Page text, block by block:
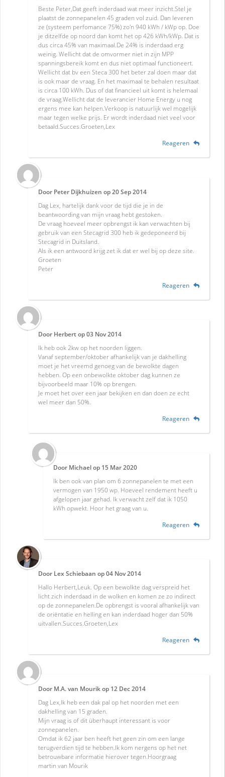
Beste Peter,Dat geeft inderdaad wat meer inzicht.Stel je
plaatst de zonnepanelen 45 graden vol zuid. Dan leveren
ze (systeem perfomance 75%) zo'n 940 kWh / kWp op. Doe
je ditzelfde op noord dan komt het op 426 kWh/kWp. Dat is
dus circa 45% van maximaal.De 24% is inderdaad erg
weinig. Wellicht dat de omvormer niet in zijn MPP
spanningsbereik komt en dus niet optimaal functioneert.
Wellicht dat bv een Steca 300 het beter zal doen maar dat
is ook maar de vraag. En het maximaal te behalen resultaat
is circa 100 kWh. Dus of dat financieel uit komt is helemaal
de vraag.Wellicht dat de leverancier Home Energy u nog
ergens mee kan helpen.Verkoop is natuurlijk wel mogelijk
maar tegen welke prijs. Er wordt inderdaad niet veel voor
betaald.Succes.Groeten,Lex
Reageren
Door Peter Dijkhuizen op20 Sep 2014
Dag Lex, hartelijk dank voor de tijd die je in de
beantwoording van mijn vraag hebt gestoken.
De vraag hoeveel meer opbrengst ik kan verwachten bij
gebruik van een Stecagrid 300 heb ik gedeponeerd bij
Stecagrid in Duitsland.
Als ik een antwoord krijg zet ik dat er wel bij op deze site.
Groeten
Peter
Reageren
Door Herbertop03 Nov 2014
Ik heb ook 2kw op het noorden liggen.
Vanaf september/oktober afhankelijk van je dakhelling
moet je het vreemd genoeg van de bewolkte dagen
hebben. Op een onbewolkte oktober dag kunnen ze
bijvoorbeeld maar 10% op brengen.
Je moet het over een jaar bekijken en dan doen ze echt
wel meer dan 50%.
Reageren
Door Michaelop 15 Mar 2020
Ik ben ook van plan om 6 zonnepanelen te met een
vermogen van 1950 wp. Hoeveel rendement heeft u
afgelopen jaar gehad. Ik verwacht zelf dat ik 1050
kWh opwekt. Hoor het graag van u.
Reageren
Door Lex Schiebaan op04 Nov 2014
Hallo Herbert,Leuk. Op een bewolkte dag verspreid het
licht zich inderdaad in de wolken en komen ze zo indirect
op de zonnepanelen.De opbrengst is vooral afhankelijk van
de oriëntatie en helling en kan inderdaad hoger dan 50%
uitvallen.Succes.Groeten,Lex
Reageren
Door M.A. van Mourikop 12 Dec 2014
Dag Lex,Ik heb een dak pal op het noorden met een
dakhelling van 15 graden.
Mijn vraag is of dit überhaupt interessant is voor
zonnepanelen.
Omdat ik 62 jaar ben heeft het geen zin om een lange
terugverdien tijd te hebben.Ik kom nergens op het net
betrouwbare informatie hierover tegen.Hoorgraag
martin van Mourik